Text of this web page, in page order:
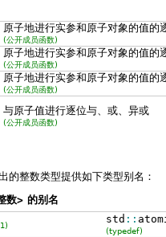
原子地进行实参和原子对象的值的
(公开成员函数)
原子地进行实参和原子对象的值的
(公开成员函数)
原子地进行实参和原子对象的值的
(公开成员函数)
与原子值进行逐位与、或、异或
(公开成员函数)
的整数类型提供如下类型别名：
数> 的别名
std ::
(typedef)